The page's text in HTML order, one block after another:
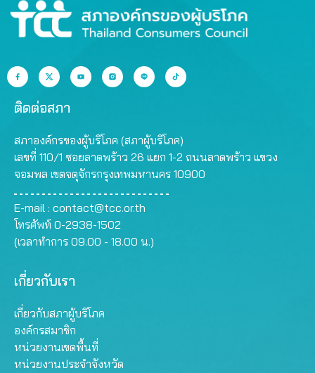
ติดต่อสภา
สภาองค์กรของผู้บริโภค (สภาผู้บริโภค)
เลขที่ 110/1 ซอยลาดพร้าว 26 แยก 1-2 ถนนลาดพร้าว แขวง
จอมพล เขตจตุจักรกรุงเทพมหานคร 10900
E-mail : contact@tcc.or.th
โทรศัพท์ 0-2938-1502
(เวลาทำการ 09.00 - 18.00 น.)
เกี่ยวกับเรา
เกี่ยวกับสภาผู้บริโภค
องค์กรสมาชิก
หน่วยงานเขตพื้นที่
หน่วยงานประจำจังหวัด